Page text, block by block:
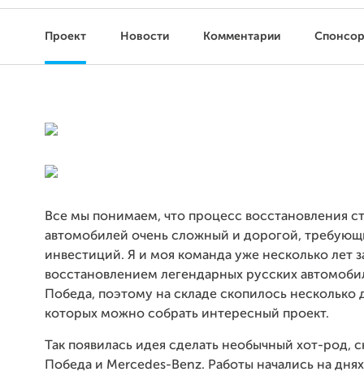
Проект Новости Комментарии
Все мы понимаем, что процесс восстановления
автомобилей очень сложный и дорогой,
инвестиций. Я и моя команда уже несколько лет
восстановлением легендарных русских
Победа, поэтому на складе скопилось несколько
которых можно собрать интересный проект.
Так появилась идея сделать необычный хот-род,
Победа и Mercedes-Benz. Работы начались на